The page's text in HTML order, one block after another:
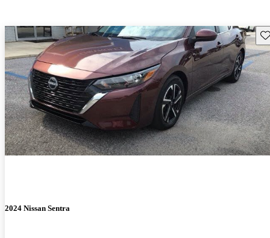
2024 Nissan Sentra